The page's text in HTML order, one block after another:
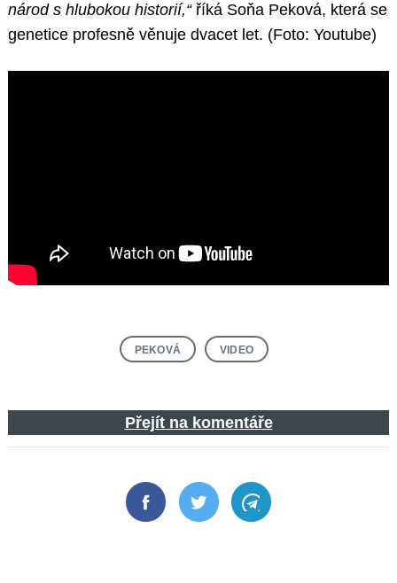
národ s hlubokou historií,“ říká Soňa Peková, která se
genetice profesně věnuje dvacet let. (Foto: Youtube)
PEKOVÁ VIDEO
Přejít na komentáře
FacebookTwitter Telegram